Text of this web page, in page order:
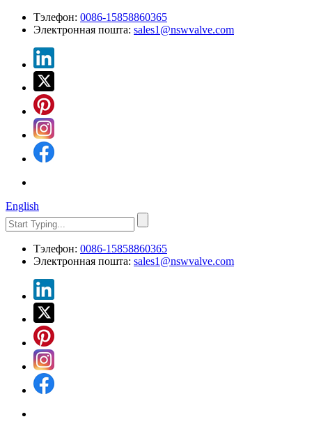
Тэлефон: 0086-15858860365
Электронная пошта: sales1@nswvalve.com
English
Тэлефон: 0086-15858860365
Электронная пошта: sales1@nswvalve.com